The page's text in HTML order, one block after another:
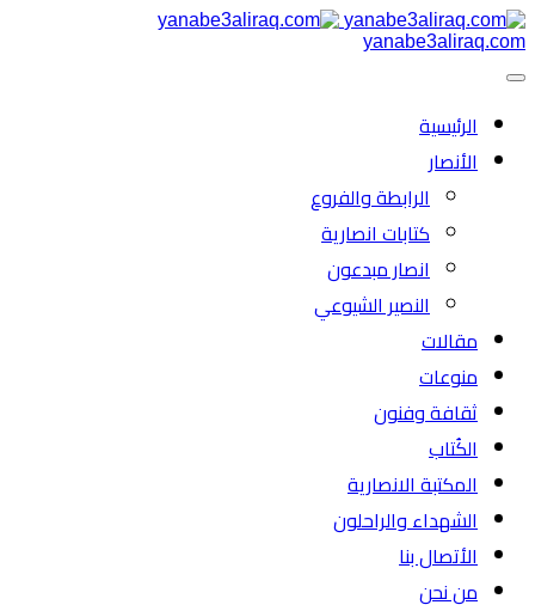
yanabe3aliraq.com
الرئیسية
الأنصار
الرابطة والفروع
كتابات انصارية
انصار مبدعون
النصیر الشیوعي
مقالات
منوعات
ثقافة وفنون
الكُتاب
المكتبة الانصارية
الشهداء والراحلون
الأتصال بنا
من نحن